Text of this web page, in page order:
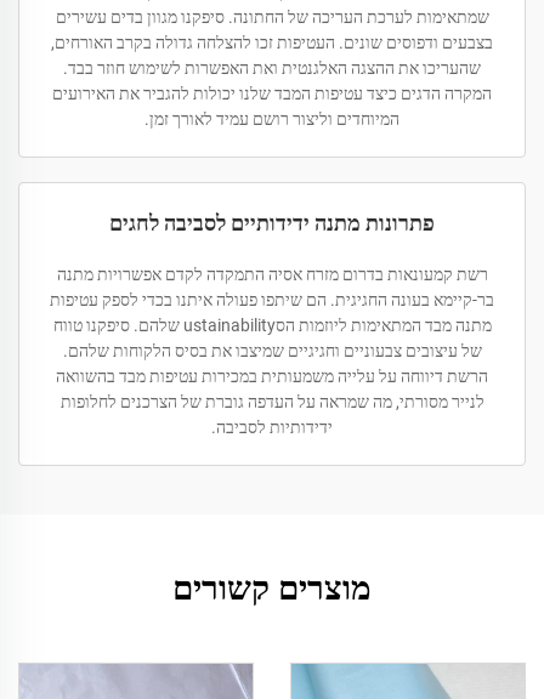
שמתאימות לערכת העריכה של החתונה. סיפקנו מגוון בדים עשירים
בצבעים ודפוסים שונים. העטיפות זכו להצלחה גדולה בקרב האורחים,
שהעריכו את ההצגה האלגנטית ואת האפשרות לשימוש חוזר בבד.
המקרה הדגים כיצד עטיפות המבד שלנו יכולות להגביר את האירועים
המיוחדים וליצור רושם עמיד לאורך זמן.
פתרונות מתנה ידידותיים לסביבה לחגים
רשת קמעונאות בדרום מזרח אסיה התמקדה לקדם אפשרויות מתנה
בר-קיימא בעונה החגיגית. הם שיתפו פעולה איתנו בכדי לספק עטיפות
מתנה מבד המתאימות ליוזמות הסustainability שלהם. סיפקנו טווח
של עיצובים צבעוניים וחגיגיים שמיצבו את בסיס הלקוחות שלהם.
הרשת דיווחה על עלייה משמעותית במכירות עטיפות מבד בהשוואה
לנייר מסורתי, מה שמראה על העדפה גוברת של הצרכנים לחלופות
ידידותיות לסביבה.
מוצרים קשורים